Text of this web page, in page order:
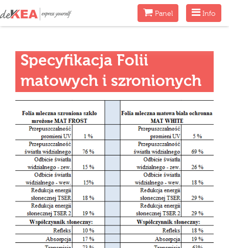
Menu
Info
MenuPanel
Specyfikacja Folii
matowych i szronionych